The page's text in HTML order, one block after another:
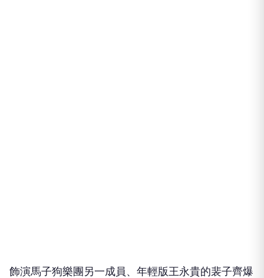
飾演馬子狗樂團另一成員、年輕版王永貴的裴子齊爆